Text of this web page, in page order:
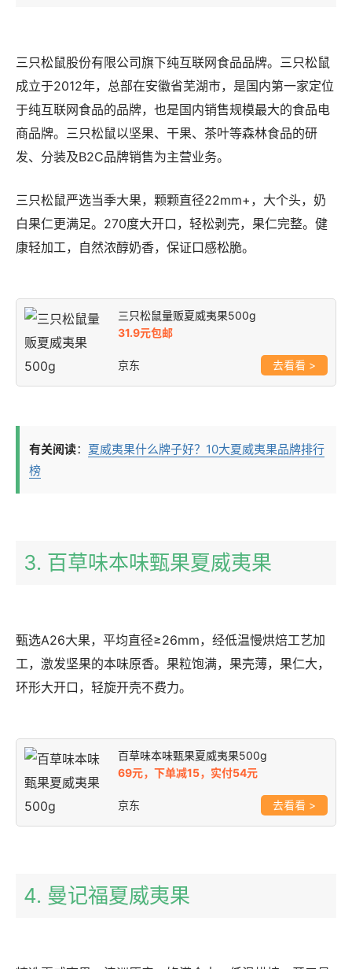
三只松鼠股份有限公司旗下纯互联网食品品牌。三只松鼠
成立于2012年，总部在安徽省芜湖市，是国内第一家定位
于纯互联网食品的品牌，也是国内销售规模最大的食品电
商品牌。三只松鼠以坚果、干果、茶叶等森林食品的研
发、分装及B2C品牌销售为主营业务。
三只松鼠严选当季大果，颗颗直径22mm+，大个头，奶
白果仁更满足。270度大开口，轻松剥壳，果仁完整。健
康轻加工，自然浓醇奶香，保证口感松脆。
三只松鼠量贩夏威夷果500g
31.9元包邮
京东 >
有关阅读： 夏威夷果什么牌子好？10大夏威夷果品牌排行
榜
3. 百草味本味甄果夏威夷果
甄选A26大果，平均直径≥26mm，经低温慢烘焙工艺加
工，激发坚果的本味原香。果粒饱满，果壳薄，果仁大，
环形大开口，轻旋开壳不费力。
百草味本味甄果夏威夷果500g
69元，下单减15，实付54元
京东 >
4. 曼记福夏威夷果